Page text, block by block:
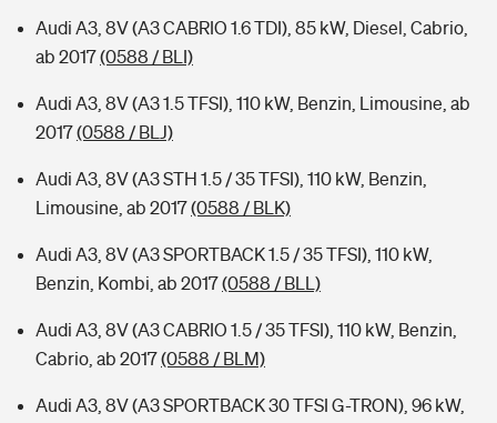
Audi A3, 8V (A3 CABRIO 1.6 TDI), 85 kW, Diesel, Cabrio,
ab 2017(0588 / BLI)
Audi A3, 8V (A3 1.5 TFSI), 110 kW, Benzin, Limousine, ab
2017(0588 / BLJ)
Audi A3, 8V (A3 STH 1.5 / 35 TFSI), 110 kW, Benzin,
Limousine, ab 2017(0588 / BLK)
Audi A3, 8V (A3 SPORTBACK 1.5 / 35 TFSI), 110 kW,
Benzin, Kombi, ab 2017(0588 / BLL)
Audi A3, 8V (A3 CABRIO 1.5 / 35 TFSI), 110 kW, Benzin,
Cabrio, ab 2017(0588 / BLM)
Audi A3, 8V (A3 SPORTBACK 30 TFSI G-TRON), 96 kW,